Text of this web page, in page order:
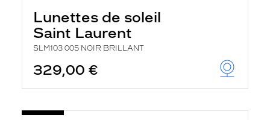
Lunettes de soleil
Saint Laurent
SLM103 005 NOIR BRILLANT
329,00 €